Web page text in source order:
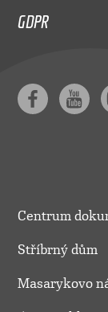
GDPR
Centrum
Stříbrný dům
Masarykovo